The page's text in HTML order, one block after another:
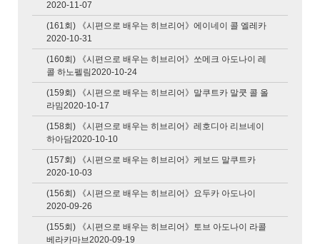
2020-11-07
(161회) 《시편으로 배우는 히브리어》에이네이 콜 엘레카
2020-10-31
(160회) 《시편으로 배우는 히브리어》쏘메크 아도나이 레
콜 하노펠림2020-10-24
(159회) 《시편으로 배우는 히브리어》말쿠트카 말쿳 콜 올
라밈2020-10-17
(158회) 《시편으로 배우는 히브리어》레호디아 리브네이
하아담2020-10-10
(157회) 《시편으로 배우는 히브리어》케보드 말쿠트카
2020-10-03
(156회) 《시편으로 배우는 히브리어》요두카 아도나이
2020-09-26
(155회) 《시편으로 배우는 히브리어》토브 아도나이 라콜
베라카마브2020-09-19